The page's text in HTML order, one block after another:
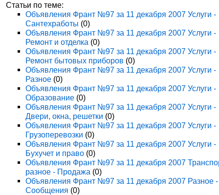
Статьи по теме:
Объявления Франт №97 за 11 декабря 2007 Услуги -
Сантехработы (0)
Объявления Франт №97 за 11 декабря 2007 Услуги -
Ремонт и отделка (0)
Объявления Франт №97 за 11 декабря 2007 Услуги -
Ремонт бытовых приборов (0)
Объявления Франт №97 за 11 декабря 2007 Услуги -
Разное (0)
Объявления Франт №97 за 11 декабря 2007 Услуги -
Образование (0)
Объявления Франт №97 за 11 декабря 2007 Услуги -
Двери, окна, решетки (0)
Объявления Франт №97 за 11 декабря 2007 Услуги -
Грузоперевозки (0)
Объявления Франт №97 за 11 декабря 2007 Услуги -
Бухучет и право (0)
Объявления Франт №97 за 11 декабря 2007
разное - Продажа (0)
Объявления Франт №97 за 11 декабря 2007 Разное -
Сообщения (0)